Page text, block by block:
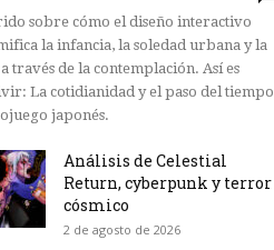
sobre cómo el diseño interactivo
la infancia, la soledad urbana y la
través de la contemplación. Así es
La cotidianidad y el paso del tiempo
japonés.
Análisis de Celestial
Return, cyberpunk y terror
cósmico
2 de agosto de 2026